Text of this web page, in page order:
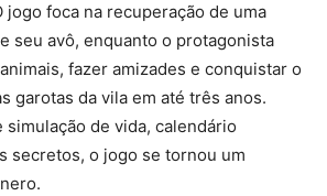
jogo foca na recuperação de uma
seu avô, enquanto o protagonista
fazer amizades e conquistar o
garotas da vila em até três anos.
simulação de vida, calendário
secretos, o jogo se tornou um